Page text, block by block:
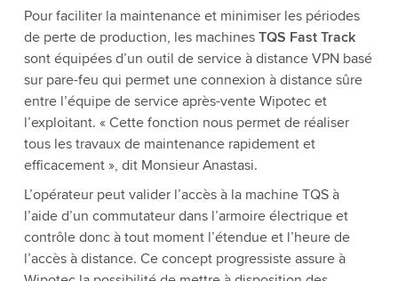
Pour faciliter la maintenance et minimiser les périodes
de perte de production, les machines TQS Fast Track
sont équipées d’un outil de service à distance VPN basé
sur pare-feu qui permet une connexion à distance sûre
entre l’équipe de service après-vente Wipotec et
l’exploitant. « Cette fonction nous permet de réaliser
tous les travaux de maintenance rapidement et
efficacement », dit Monsieur Anastasi.
L’opérateur peut valider l’accès à la machine TQS à
l’aide d’un commutateur dans l’armoire électrique et
contrôle donc à tout moment l’étendue et l’heure de
l’accès à distance. Ce concept progressiste assure à